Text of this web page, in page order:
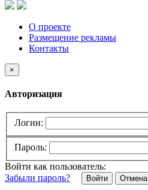
О проекте
Размещение рекламы
Контакты
×
Авторизация
Логин:
Пароль:
Войти как пользователь:
Забыли пароль?
Отмена